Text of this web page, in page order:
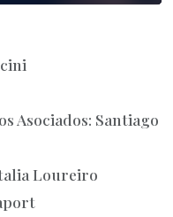
Asociados: Santiago
Loureiro